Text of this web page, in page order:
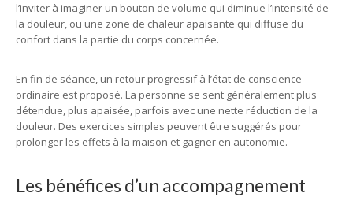
l’inviter à imaginer un bouton de volume qui diminue l’intensité de
la douleur, ou une zone de chaleur apaisante qui diffuse du
confort dans la partie du corps concernée.
En fin de séance, un retour progressif à l’état de conscience
ordinaire est proposé. La personne se sent généralement plus
détendue, plus apaisée, parfois avec une nette réduction de la
douleur. Des exercices simples peuvent être suggérés pour
prolonger les effets à la maison et gagner en autonomie.
Les bénéfices d’un accompagnement